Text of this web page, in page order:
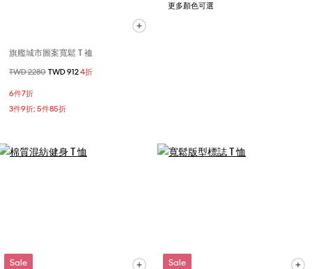
旗艦城市圖案寬鬆 T 裇
價格扣減從
TWD 2280 至
TWD 9124折
6件7折
3件9折; 5件85折
更多顏色可選
Sale Sale